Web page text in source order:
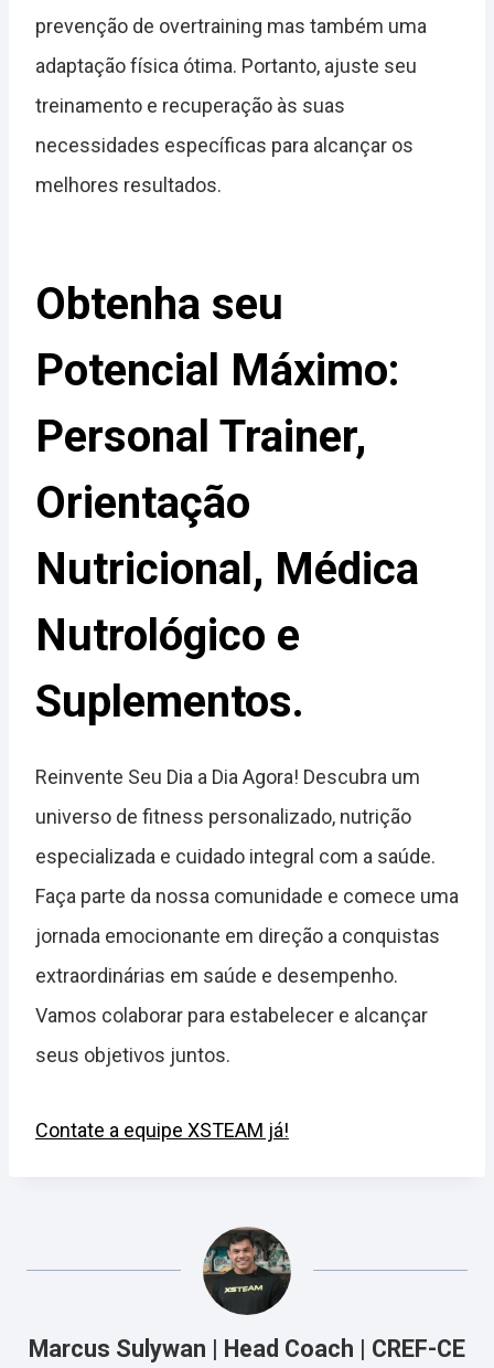
prevenção de overtraining mas também uma
adaptação física ótima. Portanto, ajuste seu
treinamento e recuperação às suas
necessidades específicas para alcançar os
melhores resultados.
Obtenha seu
Potencial Máximo:
Personal Trainer,
Orientação
Nutricional, Médica
Nutrológico e
Suplementos.
Reinvente Seu Dia a Dia Agora! Descubra um
universo de fitness personalizado, nutrição
especializada e cuidado integral com a saúde.
Faça parte da nossa comunidade e comece uma
jornada emocionante em direção a conquistas
extraordinárias em saúde e desempenho.
Vamos colaborar para estabelecer e alcançar
seus objetivos juntos.
Contate a equipe XSTEAM já!
Marcus Sulywan | Head Coach | CREF-CE